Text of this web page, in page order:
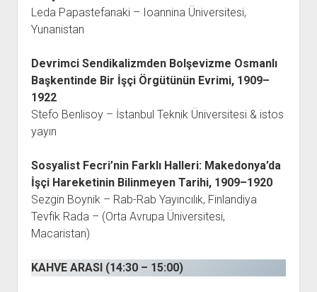
Leda Papastefanaki – Ioannina Üniversitesi,
Yunanistan
Devrimci Sendikalizmden Bolşevizme Osmanlı
Başkentinde Bir İşçi Örgütünün Evrimi, 1909–
1922
Stefo Benlisoy – İstanbul Teknik Üniversitesi & istos
yayın
Sosyalist Fecri’nin Farklı Halleri: Makedonya’da
İşçi Hareketinin Bilinmeyen Tarihi, 1909–1920
Sezgin Boynik – Rab-Rab Yayıncılık, Finlandiya
Tevfik Rada – (Orta Avrupa Üniversitesi,
Macaristan)
KAHVE ARASI (14:30 – 15:00)